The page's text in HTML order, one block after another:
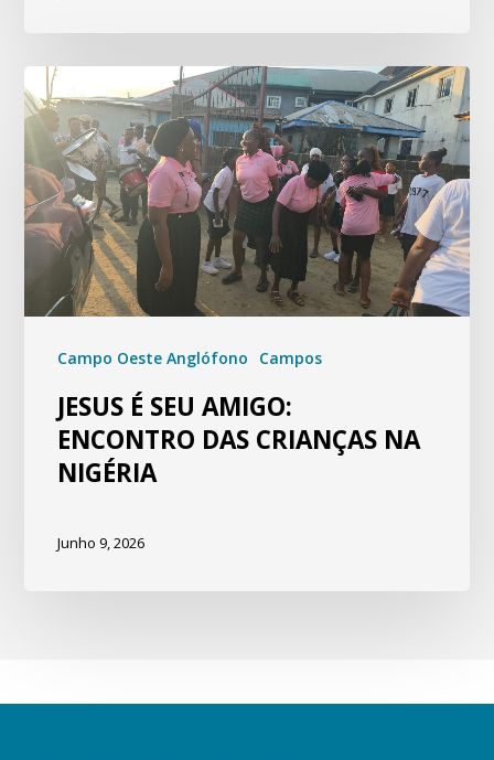
Campo Oeste Anglófono Campos
JESUS É SEU AMIGO:
ENCONTRO DAS CRIANÇAS NA
NIGÉRIA
Junho 9, 2026